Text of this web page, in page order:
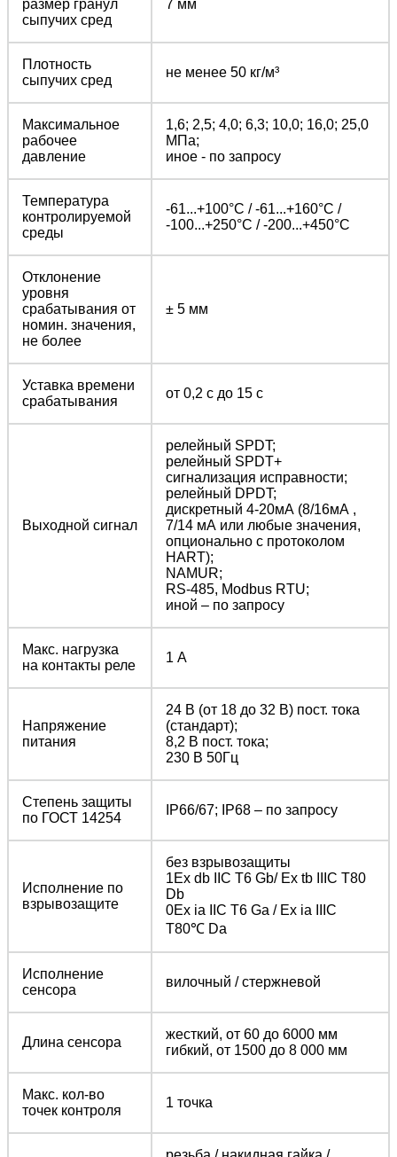
размер гранул
сыпучих сред
7 мм
Плотность
сыпучих сред
не менее 50 кг/м³
Максимальное
рабочее
давление
1,6; 2,5; 4,0; 6,3; 10,0; 16,0; 25,0
МПа;
иное - по запросу
Температура
контролируемой
среды
-61...+100°С / -61...+160°С /
-100...+250°С / -200...+450°С
Отклонение
уровня
срабатывания от
номин. значения,
не более
± 5 мм
Уставка времени
срабатывания
от 0,2 с до 15 с
Выходной сигнал
релейный SPDT;
релейный SPDT+
сигнализация исправности;
релейный DPDT;
дискретный 4-20мА (8/16мА ,
7/14 мА или любые значения,
опционально с протоколом
HART);
NAMUR;
RS-485, Modbus RTU;
иной – по запросу
Макс. нагрузка
на контакты реле
1 А
Напряжение
питания
24 В (от 18 до 32 В) пост. тока
(стандарт);
8,2 В пост. тока;
230 В 50Гц
Степень защиты
по ГОСТ 14254
IP66/67; IP68 – по запросу
Исполнение по
взрывозащите
без взрывозащиты
1Ex db IIC T6 Gb/ Ex tb IIIC T80
Db
0Ex ia IIC T6 Ga / Ex ia IIIC
T80℃ Da
Исполнение
сенсора
вилочный / стержневой
Длина сенсора
жесткий, от 60 до 6000 мм
гибкий, от 1500 до 8 000 мм
Макс. кол-во
точек контроля
1 точка